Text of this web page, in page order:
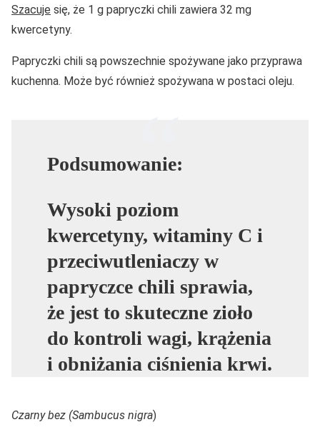
Szacuje się, że 1 g papryczki chili zawiera 32 mg
kwercetyny.
Papryczki chili są powszechnie spożywane jako przyprawa
kuchenna. Może być również spożywana w postaci oleju.
Podsumowanie:
Wysoki poziom
kwercetyny, witaminy C i
przeciwutleniaczy w
papryczce chili sprawia,
że jest to skuteczne zioło
do kontroli wagi, krążenia
i obniżania ciśnienia krwi.
Czarny bez (Sambucus nigra)